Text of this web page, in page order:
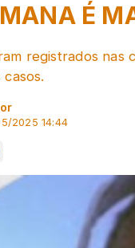
É
registrados nas
2025 14:44